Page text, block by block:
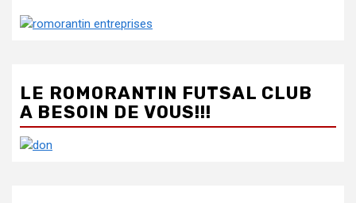
LE ROMORANTIN FUTSAL CLUB
A BESOIN DE VOUS!!!